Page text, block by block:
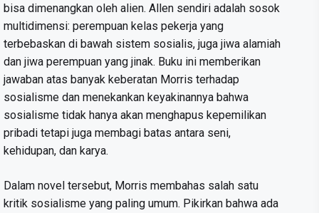
bisa dimenangkan oleh alien. Allen sendiri adalah sosok
multidimensi: perempuan kelas pekerja yang
terbebaskan di bawah sistem sosialis, juga jiwa alamiah
dan jiwa perempuan yang jinak. Buku ini memberikan
jawaban atas banyak keberatan Morris terhadap
sosialisme dan menekankan keyakinannya bahwa
sosialisme tidak hanya akan menghapus kepemilikan
pribadi tetapi juga membagi batas antara seni,
kehidupan, dan karya.
Dalam novel tersebut, Morris membahas salah satu
kritik sosialisme yang paling umum. Pikirkan bahwa ada